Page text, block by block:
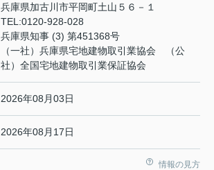
兵庫県加古川市平岡町土山５６－１
TEL:0120-928-028
兵庫県知事 (3) 第451368号
（一社）兵庫県宅地建物取引業協会 （公
社）全国宅地建物取引業保証協会
2026年08月03日
2026年08月17日
情報の見方